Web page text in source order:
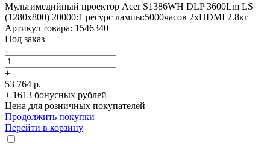
Мультимедийный проектор Acer S1386WH DLP 3600Lm LS
(1280x800) 20000:1 ресурс лампы:5000часов 2xHDMI 2.8кг
Артикул товара: 1546340
Под заказ
-
+
53 764 р.
+ 1613 бонусных рублей
Цена для розничных покупателей
Продолжить покупки
Перейти в корзину